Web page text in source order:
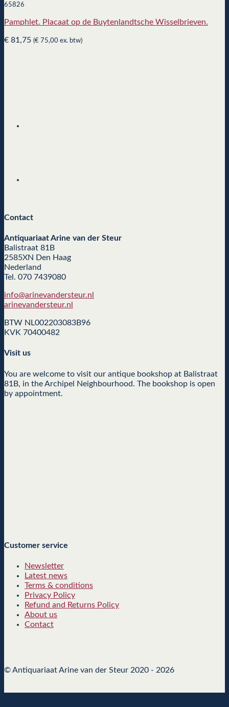
65826
Pamphlet. Placaat op de Buytenlandtsche Wisselbrieven.
€ 81,75 (€ 75,00 ex. btw)
Contact
Antiquariaat Arine van der Steur
Balistraat 81B
2585XN Den Haag
Nederland
Tel. 070 7439080
info@arinevandersteur.nl
arinevandersteur.nl
BTW NL002203083B96
KVK 70400482
Visit us
You are welcome to visit our antique bookshop at Balistraat
81B, in the Archipel Neighbourhood. The bookshop is open
by appointment.
Customer service
Newsletter
Latest news
Terms & conditions
Privacy Policy
Refund and Returns Policy
About us
Contact
© Antiquariaat Arine van der Steur 2020 - 2026